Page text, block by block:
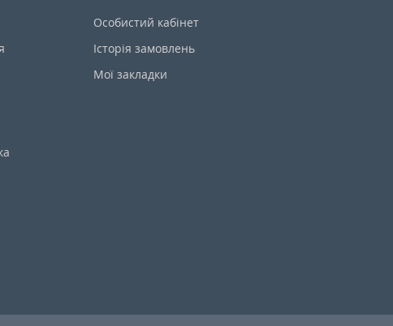
Особистий кабінет
Історія замовлень
Мої закладки